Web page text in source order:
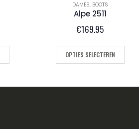
DAMES, BOOTS
Alpe 2511
€169.95
OPTIES SELECTEREN